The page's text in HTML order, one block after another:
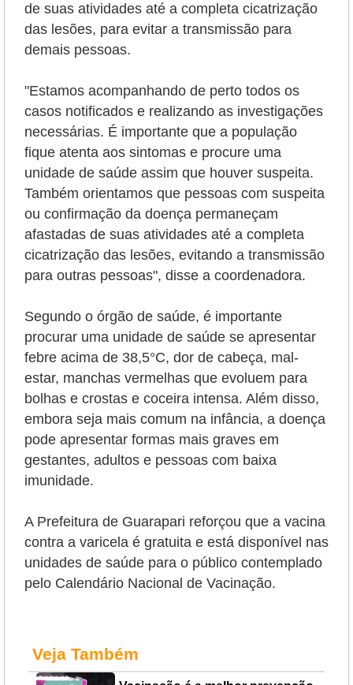
de suas atividades até a completa cicatrização
das lesões, para evitar a transmissão para
demais pessoas.
"Estamos acompanhando de perto todos os
casos notificados e realizando as investigações
necessárias. É importante que a população
fique atenta aos sintomas e procure uma
unidade de saúde assim que houver suspeita.
Também orientamos que pessoas com suspeita
ou confirmação da doença permaneçam
afastadas de suas atividades até a completa
cicatrização das lesões, evitando a transmissão
para outras pessoas", disse a coordenadora.
Segundo o órgão de saúde, é importante
procurar uma unidade de saúde se apresentar
febre acima de 38,5°C, dor de cabeça, mal-
estar, manchas vermelhas que evoluem para
bolhas e crostas e coceira intensa. Além disso,
embora seja mais comum na infância, a doença
pode apresentar formas mais graves em
gestantes, adultos e pessoas com baixa
imunidade.
A Prefeitura de Guarapari reforçou que a vacina
contra a varicela é gratuita e está disponível nas
unidades de saúde para o público contemplado
pelo Calendário Nacional de Vacinação.
Veja Também